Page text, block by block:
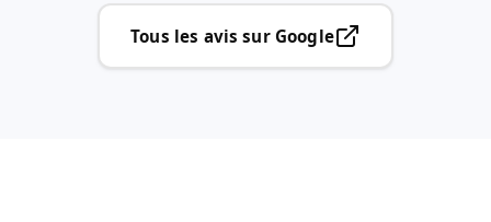
Tous les avis sur Google